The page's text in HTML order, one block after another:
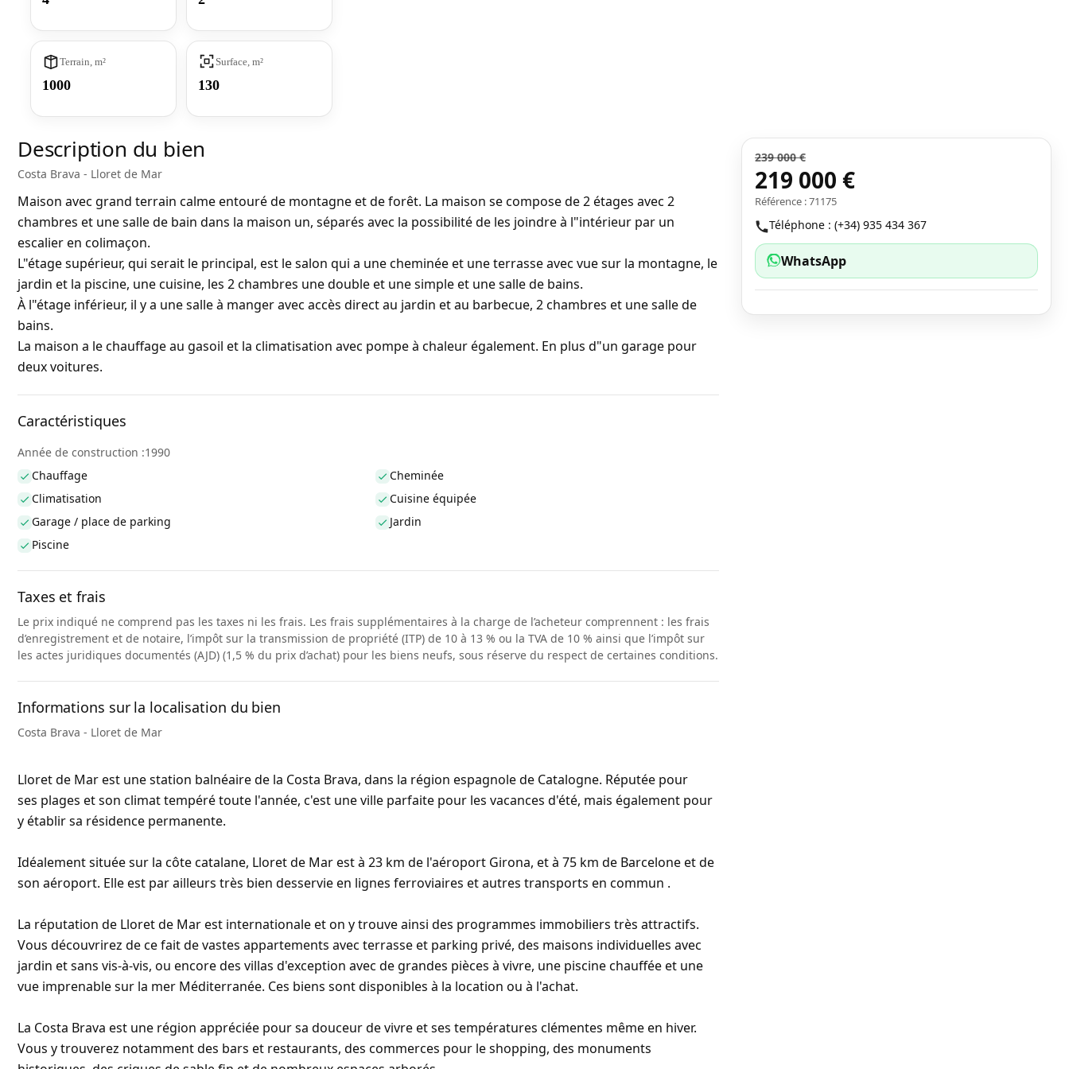
Terrain, m²
1000
Surface, m²
130
Description du bien
Costa Brava - Lloret de Mar
Maison avec grand terrain calme entouré de montagne et de forêt. La maison se compose de 2 étages avec 2
chambres et une salle de bain dans la maison un, séparés avec la possibilité de les joindre à l"intérieur par un
escalier en colimaçon.
L"étage supérieur, qui serait le principal, est le salon qui a une cheminée et une terrasse avec vue sur la montagne, le
jardin et la piscine, une cuisine, les 2 chambres une double et une simple et une salle de bains.
À l"étage inférieur, il y a une salle à manger avec accès direct au jardin et au barbecue, 2 chambres et une salle de
bains.
La maison a le chauffage au gasoil et la climatisation avec pompe à chaleur également. En plus d"un garage pour
deux voitures.
Caractéristiques
Année de construction :1990
Chauffage
Cheminée
Climatisation
Cuisine équipée
Garage / place de parking
Jardin
Piscine
Taxes et frais
Le prix indiqué ne comprend pas les taxes ni les frais. Les frais supplémentaires à la charge de l’acheteur comprennent : les frais
d’enregistrement et de notaire, l’impôt sur la transmission de propriété (ITP) de 10 à 13 % ou la TVA de 10 % ainsi que l’impôt sur
les actes juridiques documentés (AJD) (1,5 % du prix d’achat) pour les biens neufs, sous réserve du respect de certaines conditions.
Informations sur la localisation du bien
Costa Brava - Lloret de Mar
Lloret de Mar est une station balnéaire de la Costa Brava, dans la région espagnole de Catalogne. Réputée pour
ses plages et son climat tempéré toute l'année, c'est une ville parfaite pour les vacances d'été, mais également pour
y établir sa résidence permanente.
Idéalement située sur la côte catalane, Lloret de Mar est à 23 km de l'aéroport Girona, et à 75 km de Barcelone et de
son aéroport. Elle est par ailleurs très bien desservie en lignes ferroviaires et autres transports en commun .
La réputation de Lloret de Mar est internationale et on y trouve ainsi des programmes immobiliers très attractifs.
Vous découvrirez de ce fait de vastes appartements avec terrasse et parking privé, des maisons individuelles avec
jardin et sans vis-à-vis, ou encore des villas d'exception avec de grandes pièces à vivre, une piscine chauffée et une
vue imprenable sur la mer Méditerranée. Ces biens sont disponibles à la location ou à l'achat.
La Costa Brava est une région appréciée pour sa douceur de vivre et ses températures clémentes même en hiver.
Vous y trouverez notamment des bars et restaurants, des commerces pour le shopping, des monuments
239 000 €
219 000 €
Référence : 71175
Téléphone : (+34) 935 434 367
WhatsApp